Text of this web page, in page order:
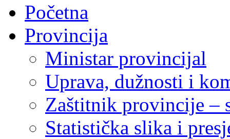
Početna
Provincija
Ministar provincijal
Uprava, dužnosti i
Zaštitnik provincije –
Statistička slika i